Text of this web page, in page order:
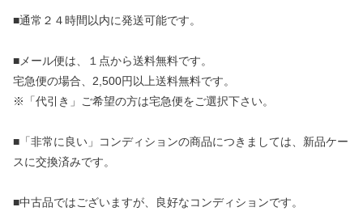
■通常２４時間以内に発送可能です。
■メール便は、１点から送料無料です。
宅急便の場合、2,500円以上送料無料です。
※「代引き」ご希望の方は宅急便をご選択下さい。
■「非常に良い」コンディションの商品につきましては、新品ケー
スに交換済みです。
■中古品ではございますが、良好なコンディションです。